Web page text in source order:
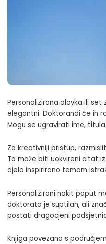
Personalizirana olovka ili set
elegantni. Doktorandi će ih
Mogu se ugravirati ime,
Za kreativniji pristup,
To može biti uokvireni citat
djelo inspirirano temom
Personalizirani nakit poput
doktorata je suptilan, ali
postati dragocjeni
Knjiga povezana s